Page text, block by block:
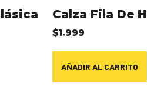
Calza Fila De
$1.999
AÑADIR AL CARRITO